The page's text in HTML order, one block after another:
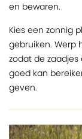
en bewaren.
Kies een zonnig
gebruiken.
zodat de
goed kan
geven.